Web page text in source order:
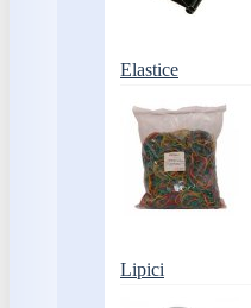
Elastice
Lipici